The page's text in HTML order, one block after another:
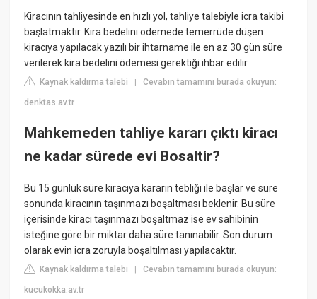
Kiracının tahliyesinde en hızlı yol, tahliye talebiyle icra takibi
başlatmaktır. Kira bedelini ödemede temerrüde düşen
kiracıya yapılacak yazılı bir ihtarname ile en az 30 gün süre
verilerek kira bedelini ödemesi gerektiği ihbar edilir.
Kaynak kaldırma talebi |Cevabın tamamını burada okuyun:
denktas.av.tr
Mahkemeden tahliye kararı çıktı kiracı
ne kadar sürede evi Bosaltir?
Bu 15 günlük süre kiracıya kararın tebliği ile başlar ve süre
sonunda kiracının taşınmazı boşaltması beklenir. Bu süre
içerisinde kiracı taşınmazı boşaltmaz ise ev sahibinin
isteğine göre bir miktar daha süre tanınabilir. Son durum
olarak evin icra zoruyla boşaltılması yapılacaktır.
Kaynak kaldırma talebi |Cevabın tamamını burada okuyun:
kucukokka.av.tr